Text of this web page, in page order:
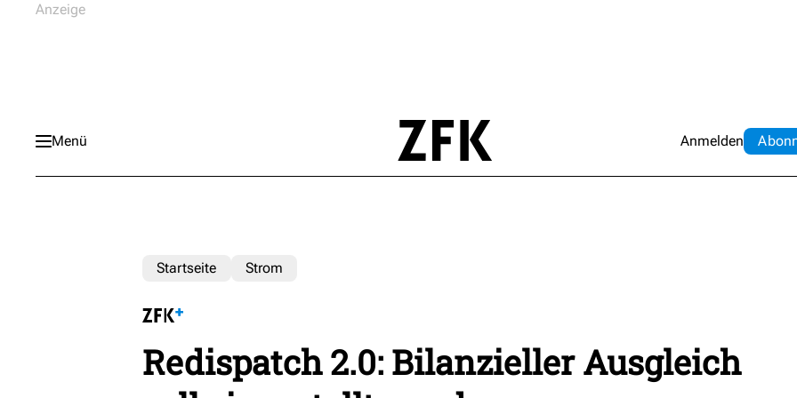
Menü Anmelden Abo
Startseite Strom
Redispatch 2.0: Bilanzieller Ausgleich